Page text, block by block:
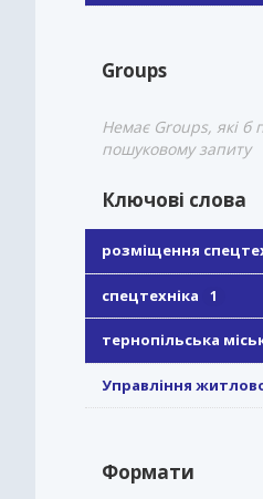
Groups
Немає Groups, які б
пошуковому запиту
Ключові слова
розміщення
спецтехніка 1
тернопільська
Управління
Формати